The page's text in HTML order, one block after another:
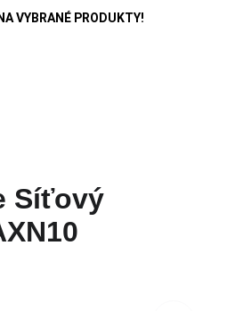
VYBRANÉ PRODUKTY!